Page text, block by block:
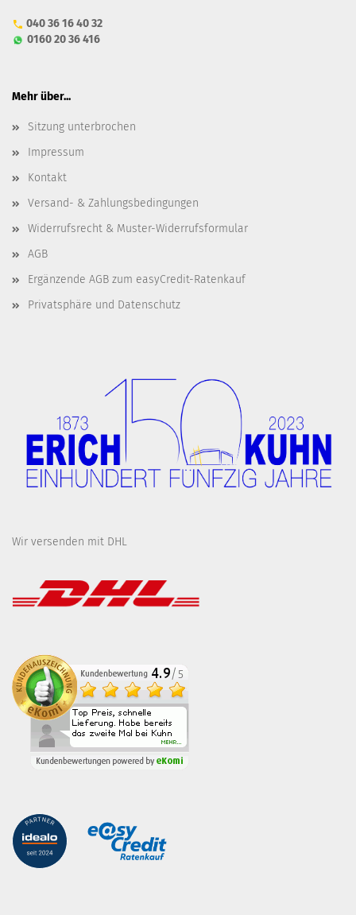
040 36 16 40 32
0160 20 36 416
Mehr über...
Sitzung unterbrochen
Impressum
Kontakt
Versand- & Zahlungsbedingungen
Widerrufsrecht & Muster-Widerrufsformular
AGB
Ergänzende AGB zum easyCredit-Ratenkauf
Privatsphäre und Datenschutz
Wir versenden mit DHL